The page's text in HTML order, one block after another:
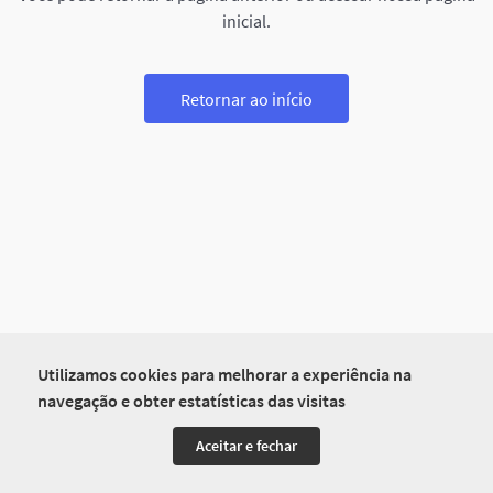
Utilizamos cookies para melhorar a experiência na
navegação e obter estatísticas das visitas
Aceitar e fechar
inicial.
Retornar ao início